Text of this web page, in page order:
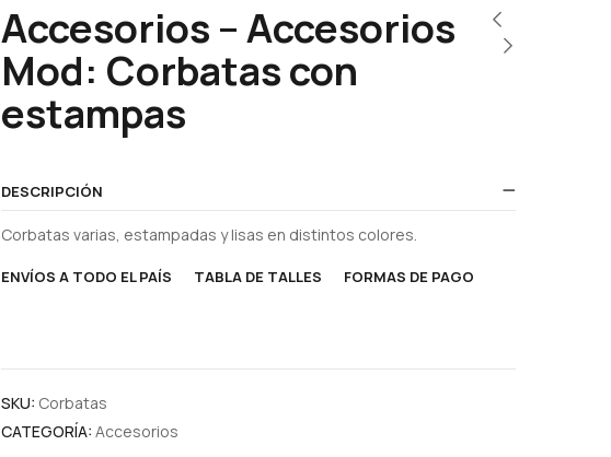
Accesorios – Accesorios
Mod: Corbatas con
estampas
DESCRIPCIÓN
Corbatas varias, estampadas y lisas en distintos colores.
ENVÍOS A TODO EL PAÍS TABLA DE TALLES FORMAS DE PAGO
SKU: Corbatas
CATEGORÍA: Accesorios